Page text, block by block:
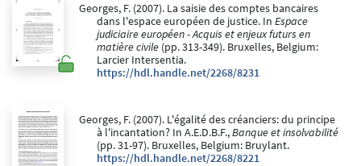
Georges, F. (2007). La saisie des comptes bancaires
dans l'espace européen de justice. In Espace
judiciaire européen - Acquis et enjeux futurs en
matière civile (pp. 313-349). Bruxelles, Belgium:
Larcier Intersentia.
https://hdl.handle.net/2268/8231
Georges, F. (2007). L'égalité des créanciers: du principe
à l'incantation? In A.E.D.B.F.,Banque et insolvabilité
(pp. 31-97). Bruxelles, Belgium: Bruylant.
https://hdl.handle.net/2268/8221